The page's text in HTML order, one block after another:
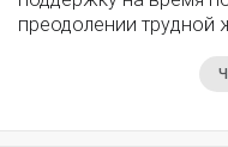
преодолении трудной